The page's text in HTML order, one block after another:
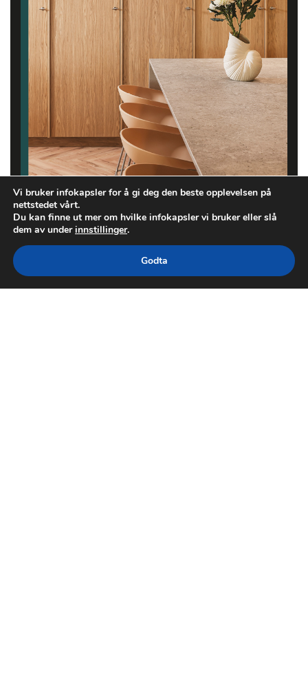
Vi bruker infokapsler for å gi deg den beste opplevelsen på
nettstedet vårt.
Du kan finne ut mer om hvilke infokapsler vi bruker eller slå
dem av underinnstillinger.
Godta